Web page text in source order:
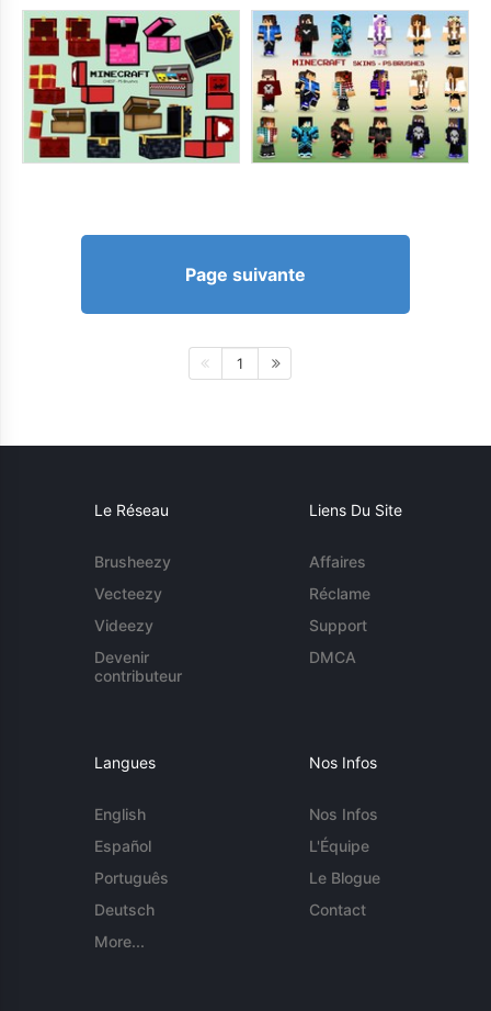
Page suivante
1
Le Réseau
Brusheezy
Vecteezy
Videezy
Devenir
contributeur
Liens Du Site
Affaires
Réclame
Support
DMCA
Langues
English
Español
Português
Deutsch
More...
Nos Infos
Nos Infos
L'Équipe
Le Blogue
Contact